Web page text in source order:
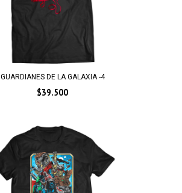
GUARDIANES DE LA GALAXIA -4
$39.500